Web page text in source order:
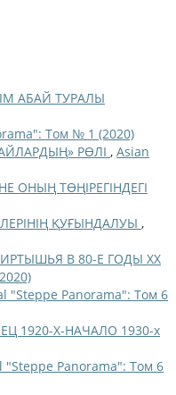
АБАЙ ТУРАЛЫ
Том № 1 (2020)
РӨЛІ , Asian
ОНЫҢ ТӨҢІРЕГІНДЕГІ
ҚУҒЫНДАЛУЫ ,
В 80-Е ГОДЫ ХХ
"Steppe Panorama": Том 6
1920-Х-НАЧАЛО 1930-х
"Steppe Panorama": Том 6